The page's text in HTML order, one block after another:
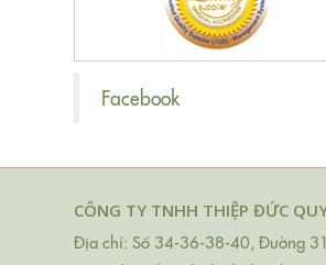
Facebook
CÔNG TY TNHH THIỆP ĐỨC
Địa chỉ: Số 34-36-38-40, Đường